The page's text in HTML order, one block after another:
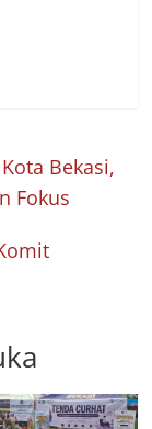
Bekasi,
Fokus